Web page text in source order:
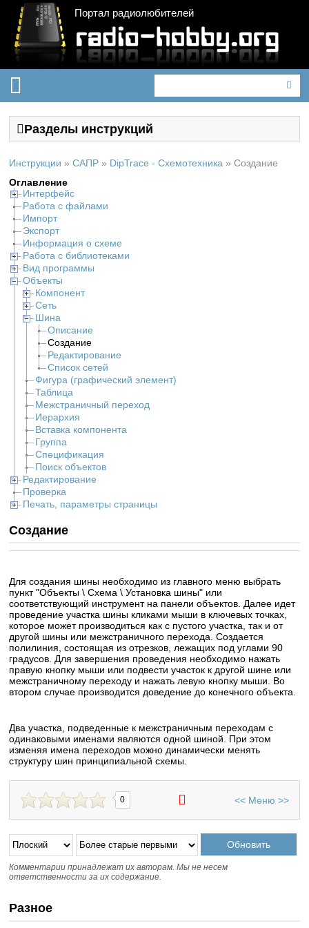
Портал радиолюбителей
Разделы инструкций
Инструкции » САПР » DipTrace - Схемотехника » Создание
Оглавление
Интерфейс
Работа с файлами
Импорт
Экспорт
Информация о схеме
Работа с библиотеками
Вид программы
Объекты
Компонент
Сеть
Шина
Описание
Создание
Редактирование
Список сетей
Фигура (графический элемент)
Таблица
Межстраничный переход
Иерархия
Вставка компонента
Группа
Спецификация
Поиск объектов
Редактирование
Проверка
Печать, параметры страницы
Создание
Для создания шины необходимо из главного меню выбрать
пункт "Объекты \ Схема \ Установка шины" или
соответствующий инструмент на панели объектов. Далее идет
проведение участка шины кликами мыши в ключевых точках,
которое может производиться как с пустого участка, так и от
другой шины или межстраничного перехода. Создается
полилиния, состоящая из отрезков, лежащих под углами 90
градусов. Для завершения проведения необходимо нажать
правую кнопку мыши или подвести участок к другой шине или
межстраничному переходу и нажать левую кнопку мыши. Во
втором случае производится доведение до конечного объекта.
Два участка, подведенные к межстраничным переходам с
одинаковыми именами являются одной шиной. При этом
изменяя имена переходов можно динамически менять
структуру шин принципиальной схемы.
0 << Меню >>
Комментарии принадлежат их авторам. Мы не несем
ответственности за их содержание.
Разное